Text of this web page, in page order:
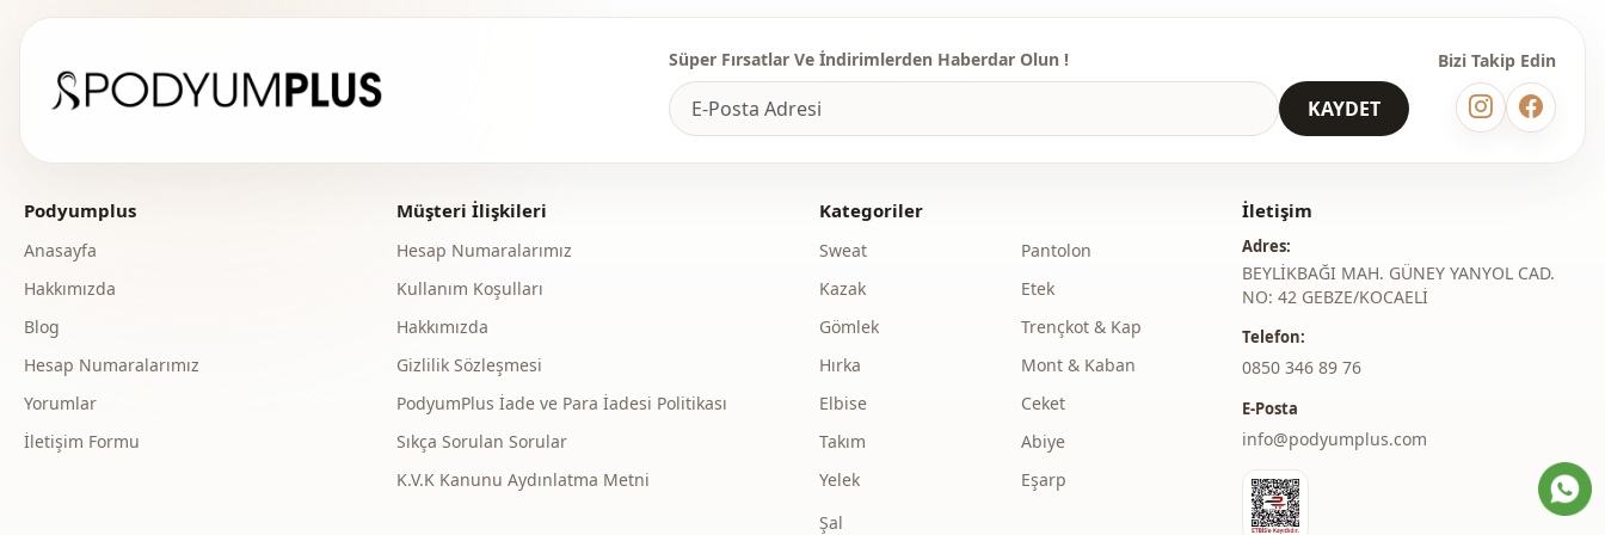
Süper Fırsatlar Ve İndirimlerden Haberdar Olun !
KAYDET
Bizi Takip Edin
Podyumplus
Anasayfa
Hakkımızda
Blog
Hesap Numaralarımız
Yorumlar
İletişim Formu
Müşteri İlişkileri
Hesap Numaralarımız
Kullanım Koşulları
Hakkımızda
Gizlilik Sözleşmesi
PodyumPlus İade ve Para İadesi Politikası
Sıkça Sorulan Sorular
K.V.K Kanunu Aydınlatma Metni
Kategoriler
Sweat
Kazak
Gömlek
Hırka
Elbise
Takım
Yelek
Pantolon
Etek
Trençkot & Kap
Mont & Kaban
Ceket
Abiye
Eşarp
Şal
İletişim
Adres:
BEYLİKBAĞI MAH. GÜNEY YANYOL CAD.
NO: 42 GEBZE/KOCAELİ
Telefon:
‎0850 346 89 76
E-Posta
info@podyumplus.com